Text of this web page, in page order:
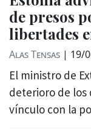
de presos
libertades
Alas Tensas | 19/
El ministro de
deterioro de los
vínculo con la